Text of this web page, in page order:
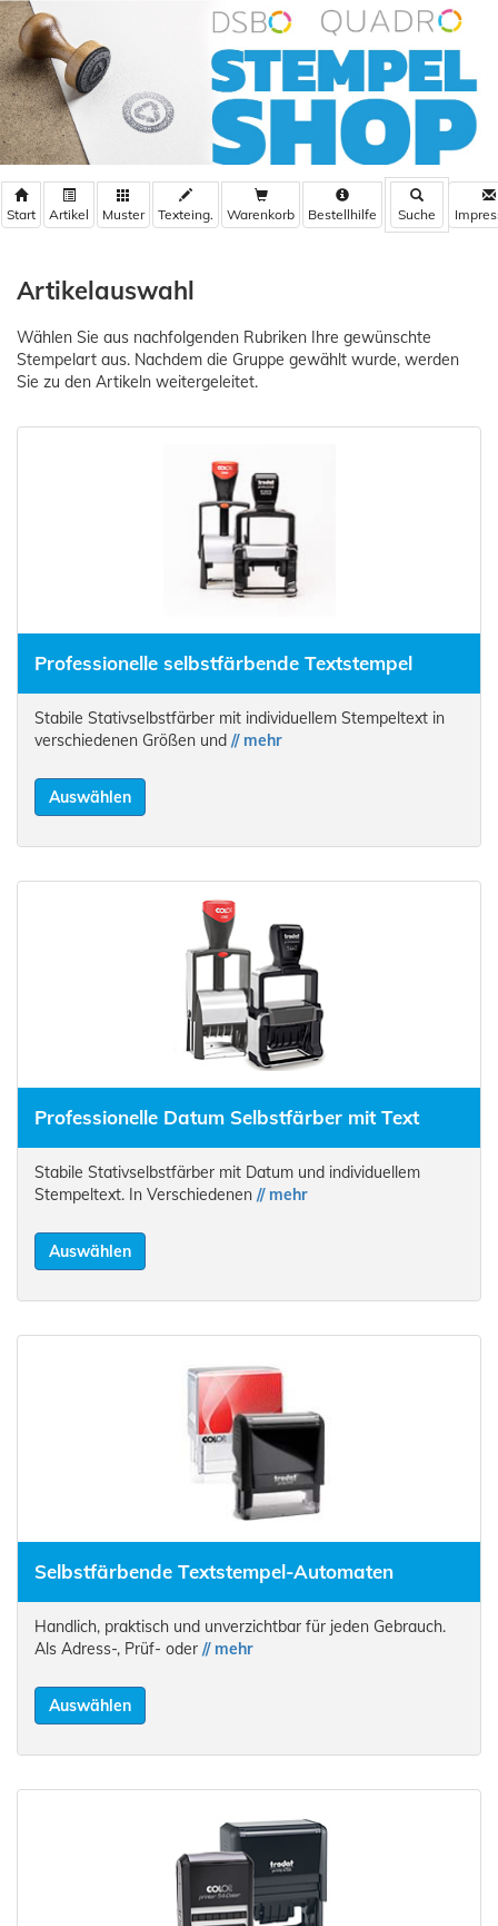
Warenkorb Bestellhilfe
Artikelauswahl
Wählen Sie aus nachfolgenden Rubriken Ihre gewünschte
Stempelart aus. Nachdem die Gruppe gewählt wurde, werden
Sie zu den Artikeln weitergeleitet.
Professionelle selbstfärbende Textstempel
Stabile Stativselbstfärber mit individuellem Stempeltext in
verschiedenen Größen und // mehr
Auswählen
Professionelle Datum Selbstfärber mit Text
Stabile Stativselbstfärber mit Datum und individuellem
Stempeltext. In Verschiedenen // mehr
Auswählen
Selbstfärbende Textstempel-Automaten
Handlich, praktisch und unverzichtbar für jeden Gebrauch.
Als Adress-, Prüf- oder // mehr
Auswählen